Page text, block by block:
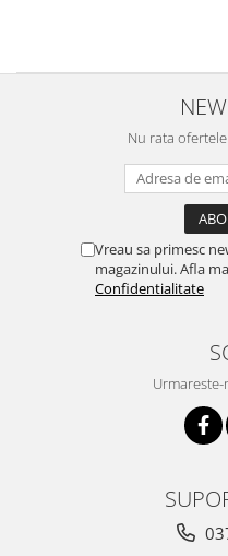
Nu rata
Vreau sa primesc
magazinului. Afla
Confidentialitate